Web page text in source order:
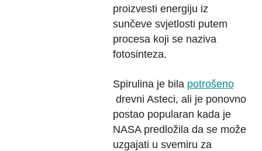
proizvesti energiju iz
sunčeve svjetlosti putem
procesa koji se naziva
fotosinteza.
Spirulina je bila potrošeno
drevni Asteci, ali je ponovno
postao popularan kada je
NASA predložila da se može
uzgajati u svemiru za